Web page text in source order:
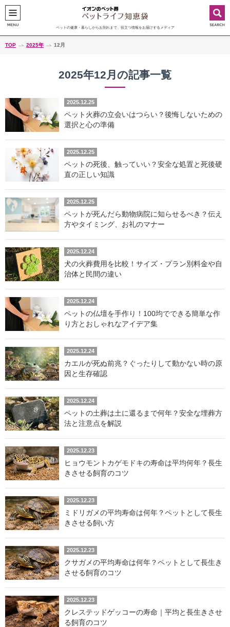
ペットの健康・暮らしからお別れまで、役立つ情報をお届けするメディア
TOP 2025年 12月
2025年12月の記事一覧
ペット火葬の立会いはつらい？後悔しないための
選択と心の準備
2025.12.25
ペットの死後、触っていい？安全な処置と死後硬
直の正しい知識
2025.12.25
ペットが死んだら動物病院に知らせるべき？伝え
方やタイミング、お礼のマナー
2025.12.25
犬の火葬費用を比較！サイズ・プラン別料金や自
治体と民間の違い
2025.12.24
ペットの仏壇を手作り！100均でできる簡単な作
り方とおしゃれなアイデア集
2025.12.24
カエルが死ぬ前兆？ぐったりして動かない時の原
因と生存確認
2025.12.24
ペットの土葬は土に還るまで何年？安全な埋葬方
法と注意点を解説
2025.12.24
ヒョウモントカゲモドキの寿命は平均何年？長生
きさせる飼育のコツ
2025.12.23
ミドリガメの平均寿命は何年？ペットとして長生
きさせる飼い方
2025.12.23
クサガメの平均寿命は何年？ペットとして長生き
させる飼育のコツ
2025.12.23
クレステッドゲッコーの寿命｜平均と長生きさせ
る飼育のコツ
2025.12.23